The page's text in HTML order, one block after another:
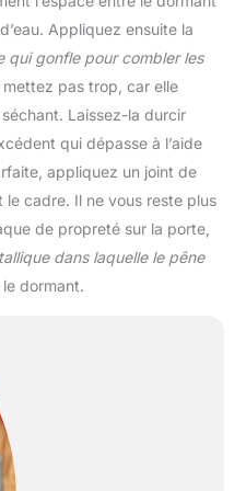
Appliquez ensuite la
qui gonfle pour combler les
pas trop, car elle
Laissez-la durcir
qui dépasse à l’aide
appliquez un joint de
cadre. Il ne vous reste plus
de propreté sur la porte,
dans laquelle le pêne
le dormant.